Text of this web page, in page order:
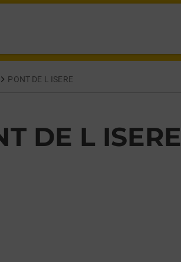
PONT DE L ISERE
DE L ISERE
PONT DE L ISERE,